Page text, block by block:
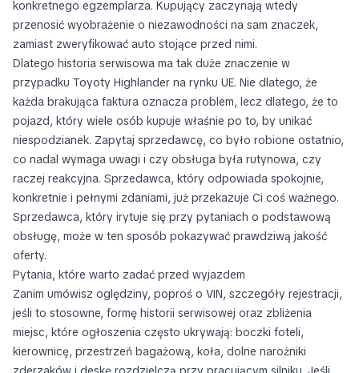
konkretnego egzemplarza. Kupujący zaczynają wtedy
przenosić wyobrażenie o niezawodności na sam znaczek,
zamiast zweryfikować auto stojące przed nimi.
Dlatego historia serwisowa ma tak duże znaczenie w
przypadku Toyoty Highlander na rynku UE. Nie dlatego, że
każda brakująca faktura oznacza problem, lecz dlatego, że to
pojazd, który wiele osób kupuje właśnie po to, by unikać
niespodzianek. Zapytaj sprzedawcę, co było robione ostatnio,
co nadal wymaga uwagi i czy obsługa była rutynowa, czy
raczej reakcyjna. Sprzedawca, który odpowiada spokojnie,
konkretnie i pełnymi zdaniami, już przekazuje Ci coś ważnego.
Sprzedawca, który irytuje się przy pytaniach o podstawową
obsługę, może w ten sposób pokazywać prawdziwą jakość
oferty.
Pytania, które warto zadać przed wyjazdem
Zanim umówisz oględziny, poproś o VIN, szczegóły rejestracji,
jeśli to stosowne, formę historii serwisowej oraz zbliżenia
miejsc, które ogłoszenia często ukrywają: boczki foteli,
kierownicę, przestrzeń bagażową, koła, dolne narożniki